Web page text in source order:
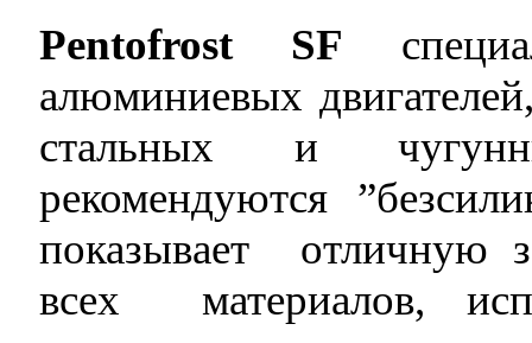
Pentofrost SF
алюминиевых
стальных и
рекомендуются
показывает отличную
всех материалов,